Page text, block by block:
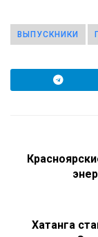
ВЫПУСКНИКИ
Хатанга